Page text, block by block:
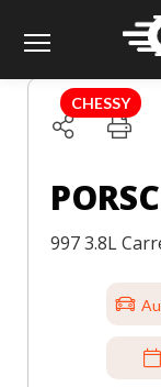
TOUS LES VÉHICULES
997 3.8L
CHESSY